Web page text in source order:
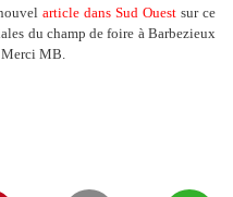
article dans Sud Ouestsur ce
du champ de foire à Barbezieux
Merci MB.